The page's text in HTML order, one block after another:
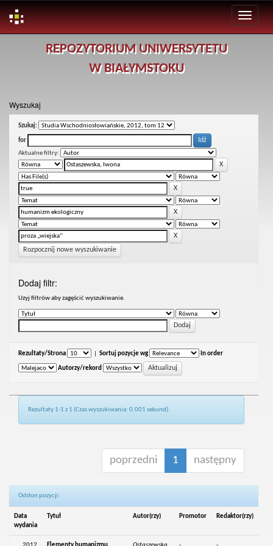
REPOZYTORIUM UNIWERSYTETU
W BIAŁYMSTOKU
Wyszukaj
Szukaj:
for
Aktualne filtry:
Rozpocznij nowe wyszukiwanie
Dodaj filtr:
Uzyj filtrów aby zagęścić wyszukiwanie.
Rezultaty/Strona Sortuj pozycje wg In order
Autorzy/rekord
Rezultaty 1-1 z 1 (Czas wyszukiwania: 0.001 sekund).
poprzedni 1 następny
Odsłon pozycji:
Data
wydania
Tytuł Autor(rzy) Promotor Redaktor(rzy)